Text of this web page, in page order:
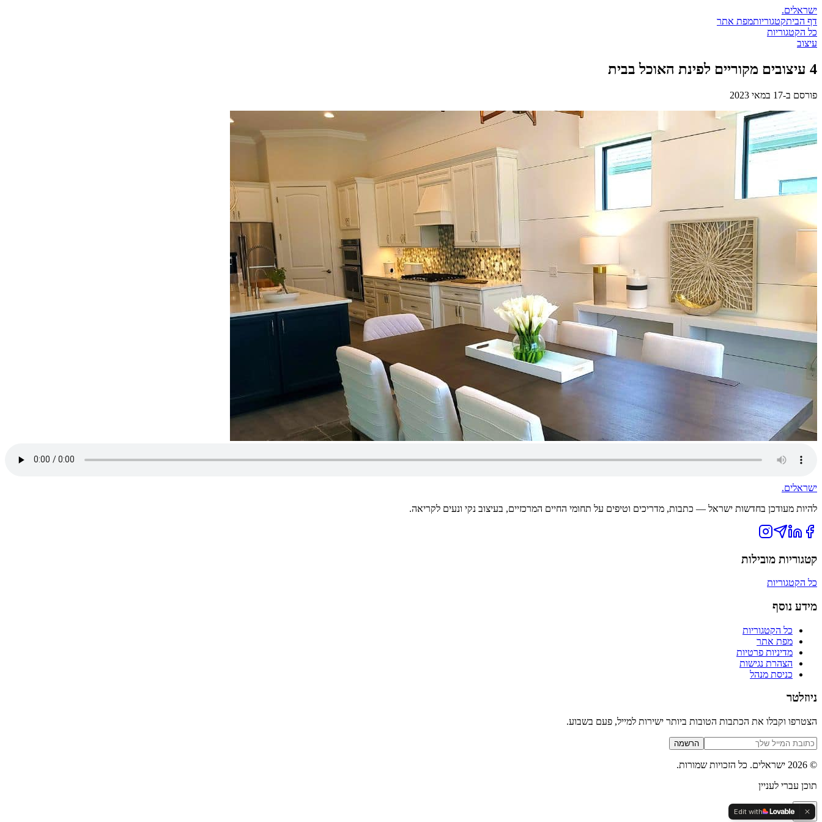
ישראלים.
דף הביתקטגוריותמפת אתר
כל הקטגוריות
עיצוב
4 עיצובים מקוריים לפינת האוכל בבית
פורסם ב-17 במאי 2023
ישראלים.
להיות מעודכן בחדשות ישראל — כתבות, מדריכים וטיפים על תחומי החיים המרכזיים, בעיצוב נקי ונעים לקריאה.
קטגוריות מובילות
כל הקטגוריות
מידע נוסף
כל הקטגוריות
מפת אתר
מדיניות פרטיות
הצהרת נגישות
כניסת מנהל
ניוזלטר
הצטרפו וקבלו את הכתבות הטובות ביותר ישירות למייל, פעם בשבוע.
הרשמה
©
2026 ישראלים. כל הזכויות שמורות.
תוכן עברי לעניין
Edit with